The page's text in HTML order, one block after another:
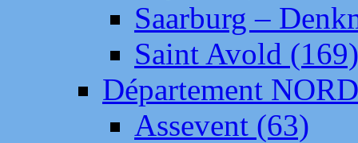
Saarburg –
Saint Avold (169)
Département NORD
Assevent (63)